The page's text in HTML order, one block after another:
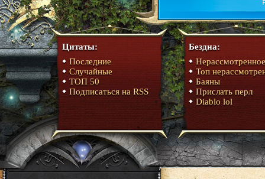
Цитаты:
Последние
Случайные
ТОП 50
Подписаться на RSS
Бездна:
Нерассмотренное
Топ
Баяны
Прислать перл
Diablo lol